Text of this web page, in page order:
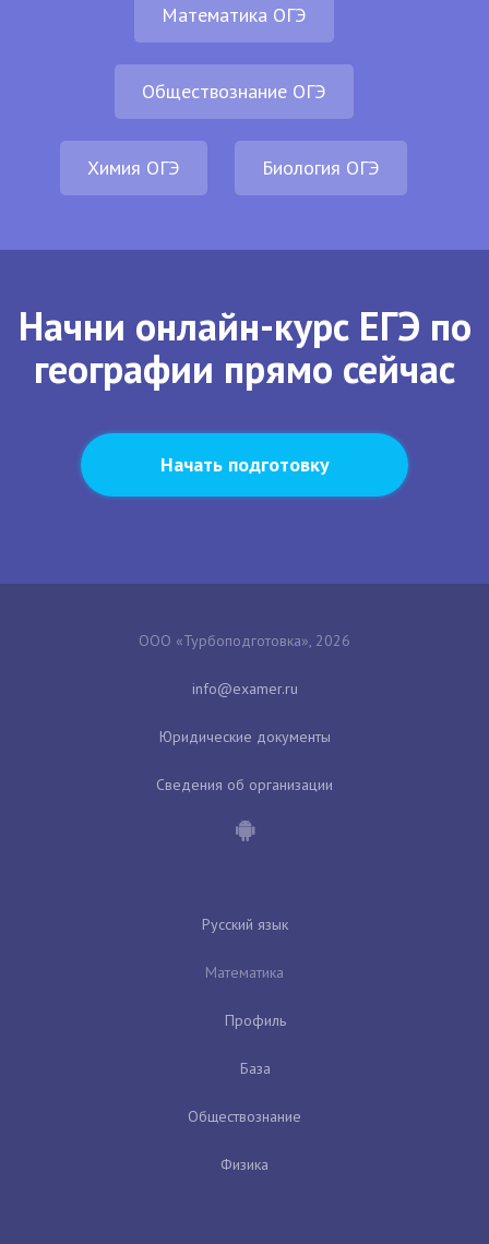
Математика ОГЭ
Обществознание ОГЭ
Химия ОГЭ Биология ОГЭ
Начни онлайн-курс ЕГЭ по
географии прямо сейчас
Начать подготовку
ООО «Турбоподготовка», 2026
Юридические документы
Сведения об организации
Русский язык
Математика
Профиль
База
Обществознание
Физика